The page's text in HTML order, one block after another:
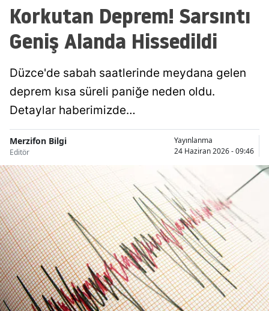
Korkutan Deprem! Sarsıntı
Geniş Alanda Hissedildi
Düzce'de sabah saatlerinde meydana gelen
deprem kısa süreli paniğe neden oldu.
Detaylar haberimizde…
Merzifon Bilgi
Editör
Yayınlanma
24 Haziran 2026 - 09:46